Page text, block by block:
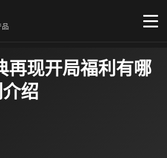
品
再现开局福利有哪
绍